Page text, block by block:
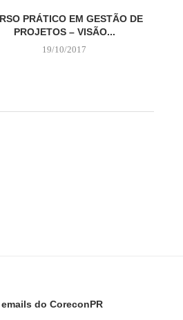
PRÁTICO EM GESTÃO DE
PROJETOS – VISÃO...
19/10/2017
do CoreconPR